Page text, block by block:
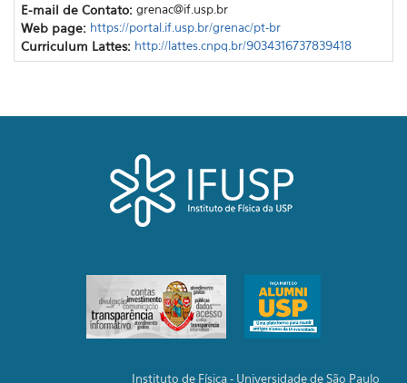
E-mail de Contato: grenac@if.usp.br
Web page: https://portal.if.usp.br/grenac/pt-br
Curriculum Lattes: http://lattes.cnpq.br/9034316737839418
Instituto de Física - Universidade de São Paulo